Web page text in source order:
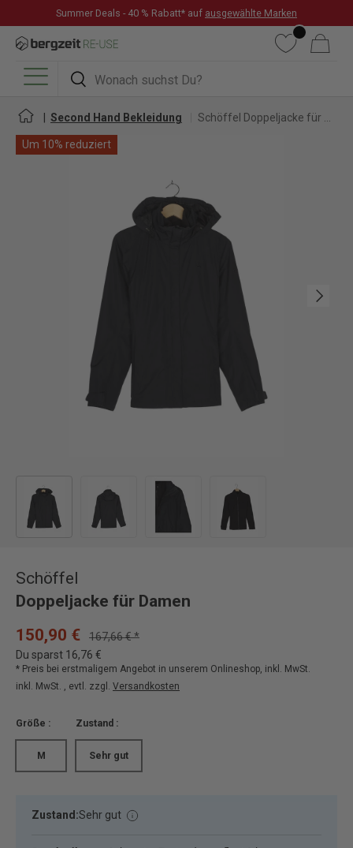
DIREKT ZUM INHALT
Summer Deals - 40 % Rabatt* auf ausgewählte Marken
Suchen
Suchen
WunschlisteWarenkorb
Menü
Second Hand Bekleidung
Um 10% reduziert
Nächste
Schöffel
Doppeljacke für Damen
150,90 €
167,66 € *
Du sparst 16,76 €
* Preis bei erstmaligem Angebot in unserem Onlineshop, inkl. MwSt.
inkl. MwSt. , evtl. zzgl. Versandkosten
Größe :
M
Zustand :
Sehr gut
Zustand:Sehr gut